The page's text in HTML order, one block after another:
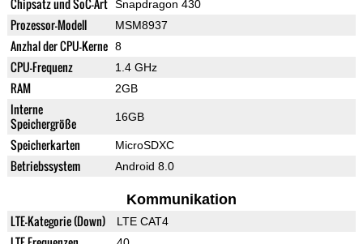
Chipsatz und SoC-Art Snapdragon 430
Prozessor-Modell MSM8937
Anzhal der CPU-Kerne 8
CPU-Frequenz 1.4 GHz
RAM 2GB
Interne
Speichergröße
16GB
Speicherkarten MicroSDXC
Betriebssystem Android 8.0
Kommunikation
LTE-Kategorie (Down) LTE CAT4